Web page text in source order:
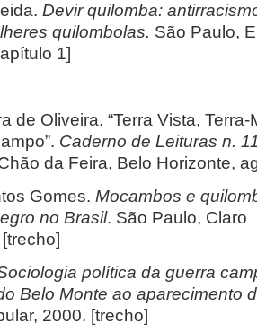
Devir quilomba:
quilombolas. São Paulo,
1]
de Oliveira. “Terra Vista,
Caderno de Leituras n.
da Feira, Belo Horizonte,
Gomes. Mocambos e
no Brasil. São Paulo, Claro
política da guerra
Belo Monte ao aparecimento
2000. [trecho]